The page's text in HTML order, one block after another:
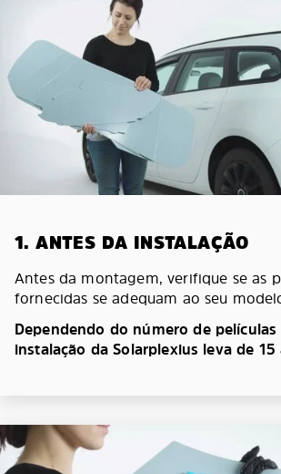
1. ANTES DA INSTALAÇÃO
Antes da montagem, verifique se as
fornecidas se adequam ao seu
Dependendo do número de
instalação da Solarplexius leva de